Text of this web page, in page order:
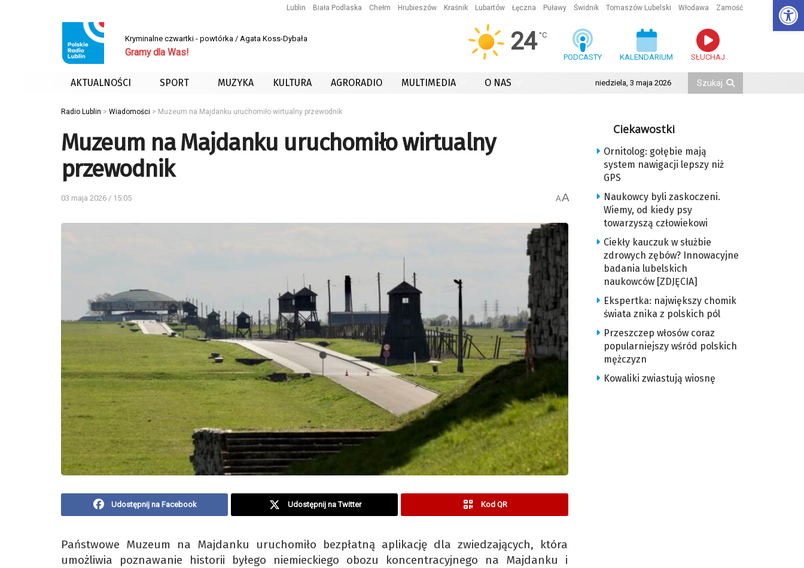
Lublin Biała Podlaska Chełm Hrubieszów Kraśnik Lubartów Łęczna Puławy Świdnik Tomaszów Lubelski Włodawa Zamość
Kryminalne czwartki - powtórka / Agata Koss-Dybała
Gramy dla Was! 24 °C
PODCASTY KALENDARIUM SŁUCHAJ
AKTUALNOŚCI SPORT MUZYKA KULTURA AGRORADIO MULTIMEDIA O NAS niedziela, 3 maja 2026
Radio Lublin > Wiadomości > Muzeum na Majdanku uruchomiło wirtualny przewodnik
Muzeum na Majdanku uruchomiło wirtualny
przewodnik
03 maja 2026 / 15:05 AA
Udostępnij na Facebook Udostępnij na Twitter Kod QR
Państwowe Muzeum na Majdanku uruchomiło bezpłatną aplikację dla zwiedzających, która
umożliwia poznawanie historii byłego niemieckiego obozu koncentracyjnego na Majdanku i
Ciekawostki
Ornitolog: gołębie mają
system nawigacji lepszy niż
GPS
Naukowcy byli zaskoczeni.
Wiemy, od kiedy psy
towarzyszą człowiekowi
Ciekły kauczuk w służbie
zdrowych zębów? Innowacyjne
badania lubelskich
naukowców [ZDJĘCIA]
Ekspertka: największy chomik
świata znika z polskich pól
Przeszczep włosów coraz
popularniejszy wśród polskich
mężczyzn
Kowaliki zwiastują wiosnę